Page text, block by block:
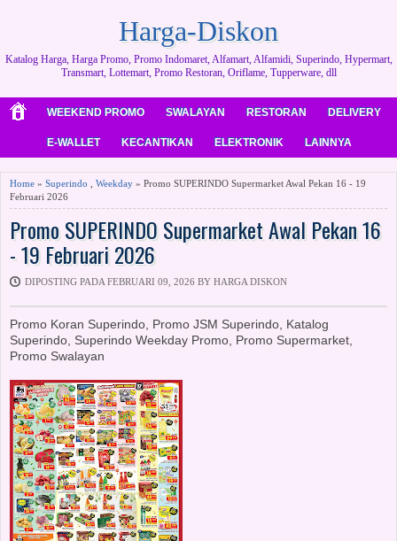
Harga-Diskon
Katalog Harga, Harga Promo, Promo Indomaret, Alfamart, Alfamidi, Superindo, Hypermart,
Transmart, Lottemart, Promo Restoran, Oriflame, Tupperware, dll
WEEKEND PROMO SWALAYAN RESTORAN DELIVERY
E-WALLET KECANTIKAN ELEKTRONIK LAINNYA
Home » Superindo Weekday » Promo SUPERINDO Supermarket Awal Pekan 16 - 19
Februari 2026
Promo SUPERINDO Supermarket Awal Pekan 16
- 19 Februari 2026
DIPOSTING PADA FEBRUARI 09, 2026 BY HARGA DISKON
Promo Koran Superindo, Promo JSM Superindo, Katalog
Superindo, Superindo Weekday Promo, Promo Supermarket,
Promo Swalayan